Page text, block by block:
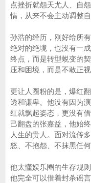
点挫折就怨天尤人、自
情，从来不会主动调整自
孙浩的经历，刚好给所
绝对的绝境，也没有一
终点，而是转型蜕变的
压和困境，而是不敢正
更让人圈粉的是，爆红
透和谦卑。他没有因为
红就飘起姿态，更没有
己翻盘的张嘉益，他始
人生的贵人。面对流传
怒、不抱怨、不抹黑任何
他太懂娱乐圈的生存规
他完全可以借着封杀谣